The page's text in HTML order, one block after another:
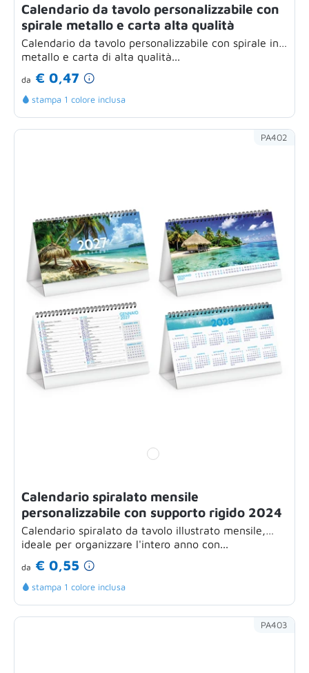
Calendario da tavolo personalizzabile con
spirale metallo e carta alta qualità
Calendario da tavolo personalizzabile con spirale in
metallo e carta di alta qualità...
da € 0,47
stampa 1 colore inclusa
PA402
Calendario spiralato mensile
personalizzabile con supporto rigido 2024
Calendario spiralato da tavolo illustrato mensile,
ideale per organizzare l'intero anno con...
da € 0,55
stampa 1 colore inclusa
PA403